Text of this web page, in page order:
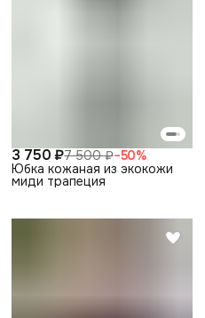
3 750 ₽7 500 ₽−50%
Юбка кожаная из экокожи
миди трапеция